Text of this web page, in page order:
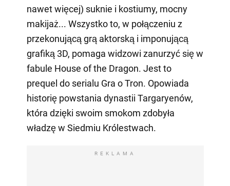
nawet więcej) suknie i kostiumy, mocny
makijaż... Wszystko to, w połączeniu z
przekonującą grą aktorską i imponującą
grafiką 3D, pomaga widzowi zanurzyć się w
fabule House of the Dragon. Jest to
prequel do serialu Gra o Tron. Opowiada
historię powstania dynastii Targaryenów,
która dzięki swoim smokom zdobyła
władzę w Siedmiu Królestwach.
REKLAMA